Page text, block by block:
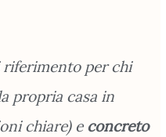
riferimento per chi
propria casa in
chiare) e concreto